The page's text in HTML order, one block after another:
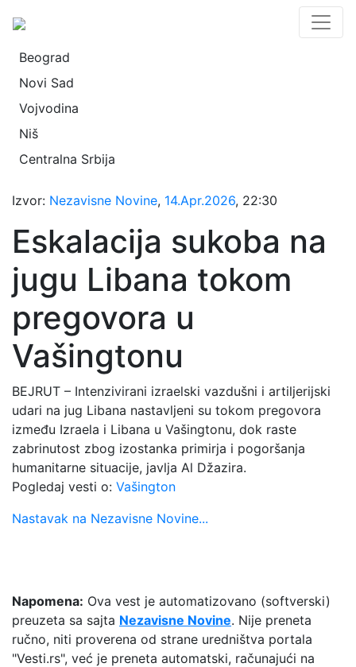
Beograd
Novi Sad
Vojvodina
Niš
Centralna Srbija
Izvor: Nezavisne Novine, 14.Apr.2026, 22:30
Eskalacija sukoba na
jugu Libana tokom
pregovora u
Vašingtonu
BEJRUT – Intenzivirani izraelski vazdušni i artiljerijski
udari na jug Libana nastavljeni su tokom pregovora
između Izraela i Libana u Vašingtonu, dok raste
zabrinutost zbog izostanka primirja i pogoršanja
humanitarne situacije, javlja Al Džazira.
Pogledaj vesti o: Vašington
Nastavak na Nezavisne Novine...
Napomena: Ova vest je automatizovano (softverski)
preuzeta sa sajta Nezavisne Novine. Nije preneta
ručno, niti proverena od strane uredništva portala
"Vesti.rs", već je preneta automatski, računajući na